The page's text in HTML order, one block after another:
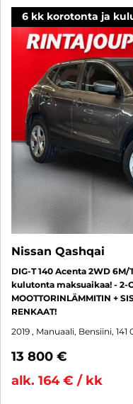
6 kk korotonta ja
Nissan Qashqai
DIG-T 140 Acenta 2WD
kulutonta maksuaikaa! - 2-
MOOTTORINLÄMMITIN +
RENKAAT!
2019 , Manuaali, Bensiini, 141
13 800 €
alk. 164 € / kk